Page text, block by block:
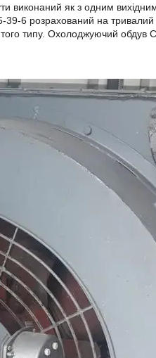
як з одним
6 розрахований на
типу. Охолоджуючий